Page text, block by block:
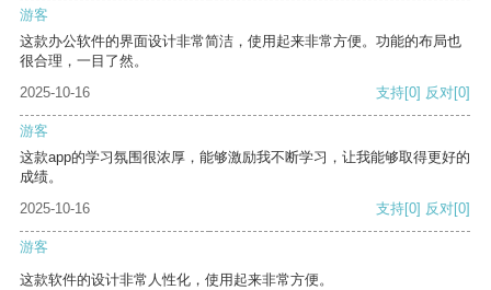
游客
这款办公软件的界面设计非常简洁，使用起来非常方便。功能的布局也
很合理，一目了然。
2025-10-16
支持[0] 反对[0]
游客
这款app的学习氛围很浓厚，能够激励我不断学习，让我能够取得更好的
成绩。
2025-10-16
支持[0] 反对[0]
游客
这款软件的设计非常人性化，使用起来非常方便。